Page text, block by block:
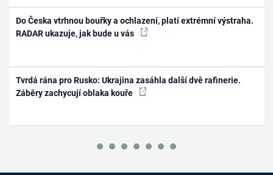
Do Česka vtrhnou bouřky a ochlazení, platí extrémní výstraha.
RADAR ukazuje, jak bude u vás
Tvrdá rána pro Rusko: Ukrajina zasáhla další dvě rafinerie.
Záběry zachycují oblaka kouře